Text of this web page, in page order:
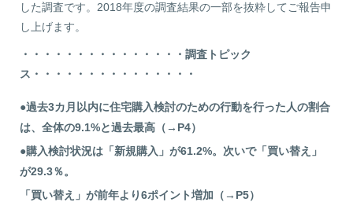
ニュース
した調査です。2018年度の調査結果の一部を抜粋してご報告申
し上げます。
・・・・・・・・・・・・・・・調査トピック
ス・・・・・・・・・・・・・・・
●過去3カ月以内に住宅購入検討のための行動を行った人の割合
は、全体の9.1%と過去最高（→P4）
●購入検討状況は「新規購入」が61.2%。次いで「買い替え」
が29.3％。
「買い替え」が前年より6ポイント増加（→P5）